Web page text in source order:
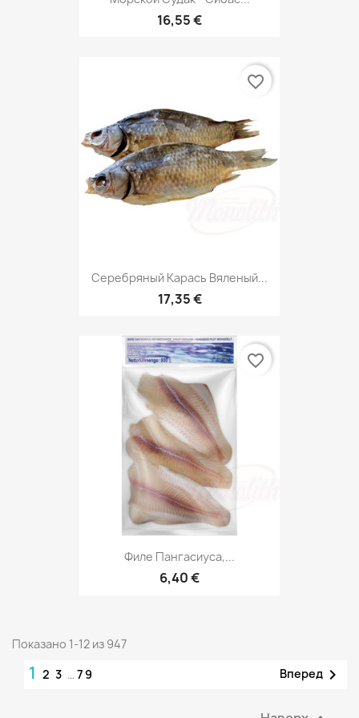
16,55 €
Серебряный Карась Вяленый...
17,35 €
favorite_border
Филе Пангасиуса,...
6,40 €
favorite_border
Показано 1-12 из 947
1 2 3 … 79 Вперед 